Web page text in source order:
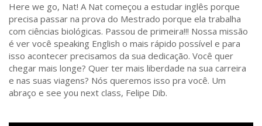
Here we go, Nat! A Nat começou a estudar inglês porque
precisa passar na prova do Mestrado porque ela trabalha
com ciências biológicas. Passou de primeira!!! Nossa missão
é ver você speaking English o mais rápido possível e para
isso acontecer precisamos da sua dedicação. Você quer
chegar mais longe? Quer ter mais liberdade na sua carreira
e nas suas viagens? Nós queremos isso pra você. Um
abraço e see you next class, Felipe Dib.